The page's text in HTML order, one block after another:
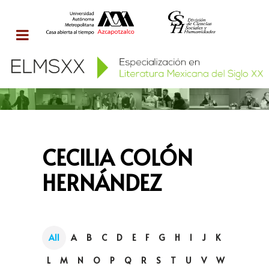
CECILIA COLÓN
HERNÁNDEZ
All A B C D E F G H I J
K
L
M N O P Q R S T U V
W